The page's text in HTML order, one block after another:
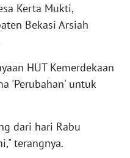
Kerta Mukti,
Bekasi Arsiah
HUT Kemerdekaan
'Perubahan' untuk
dari hari Rabu
terangnya.